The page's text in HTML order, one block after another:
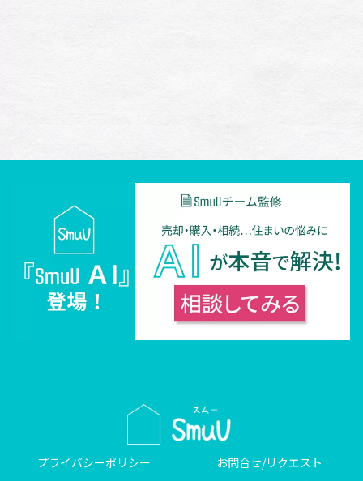
プライバシーポリシー
お問合せ/リクエスト